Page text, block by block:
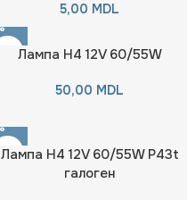
5,00 MDL
Лампа H4 12V 60/55W
50,00 MDL
Лампа H4 12V 60/55W P43t
галоген